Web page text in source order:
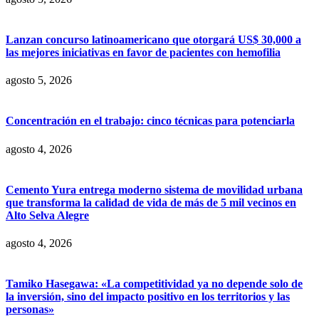
Lanzan concurso latinoamericano que otorgará US$ 30,000 a
las mejores iniciativas en favor de pacientes con hemofilia
agosto 5, 2026
Concentración en el trabajo: cinco técnicas para potenciarla
agosto 4, 2026
Cemento Yura entrega moderno sistema de movilidad urbana
que transforma la calidad de vida de más de 5 mil vecinos en
Alto Selva Alegre
agosto 4, 2026
Tamiko Hasegawa: «La competitividad ya no depende solo de
la inversión, sino del impacto positivo en los territorios y las
personas»